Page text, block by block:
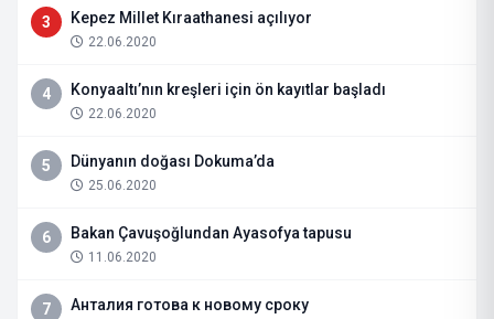
3 Kepez Millet Kıraathanesi açılıyor
22.06.2020
4 Konyaaltı’nın kreşleri için ön kayıtlar başladı
22.06.2020
5 Dünyanın doğası Dokuma’da
25.06.2020
6 Bakan Çavuşoğlundan Ayasofya tapusu
11.06.2020
7 Анталия готова к новому сроку